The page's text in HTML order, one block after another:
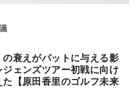
の衰えがパットに与える影
ェンズツアー初戦に向け
た【原田香里のゴルフ未来